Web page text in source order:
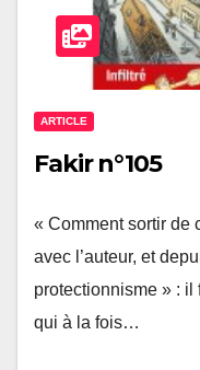
ARTICLE
Fakir n°105
« Comment sortir de
avec l’auteur, et
protectionnisme » :
qui à la fois…